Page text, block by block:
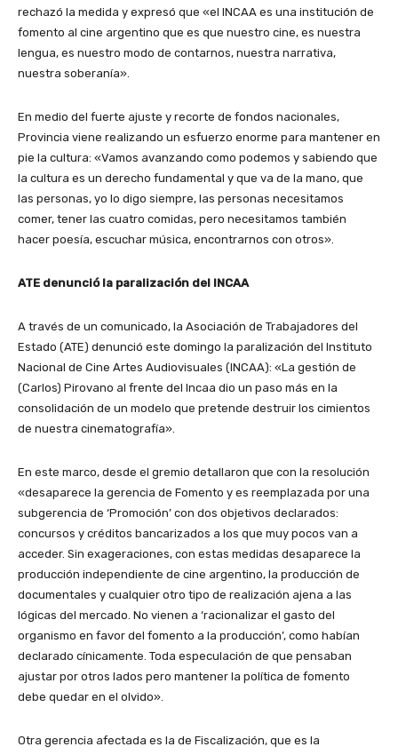
rechazó la medida y expresó que «el INCAA es una institución de
fomento al cine argentino que es que nuestro cine, es nuestra
lengua, es nuestro modo de contarnos, nuestra narrativa,
nuestra soberanía».
En medio del fuerte ajuste y recorte de fondos nacionales,
Provincia viene realizando un esfuerzo enorme para mantener en
pie la cultura: «Vamos avanzando como podemos y sabiendo que
la cultura es un derecho fundamental y que va de la mano, que
las personas, yo lo digo siempre, las personas necesitamos
comer, tener las cuatro comidas, pero necesitamos también
hacer poesía, escuchar música, encontrarnos con otros».
ATE denunció la paralización del INCAA
A través de un comunicado, la Asociación de Trabajadores del
Estado (ATE) denunció este domingo la paralización del Instituto
Nacional de Cine Artes Audiovisuales (INCAA): «La gestión de
(Carlos) Pirovano al frente del Incaa dio un paso más en la
consolidación de un modelo que pretende destruir los cimientos
de nuestra cinematografía».
En este marco, desde el gremio detallaron que con la resolución
«desaparece la gerencia de Fomento y es reemplazada por una
subgerencia de ‘Promoción’ con dos objetivos declarados:
concursos y créditos bancarizados a los que muy pocos van a
acceder. Sin exageraciones, con estas medidas desaparece la
producción independiente de cine argentino, la producción de
documentales y cualquier otro tipo de realización ajena a las
lógicas del mercado. No vienen a ‘racionalizar el gasto del
organismo en favor del fomento a la producción’, como habían
declarado cínicamente. Toda especulación de que pensaban
ajustar por otros lados pero mantener la política de fomento
debe quedar en el olvido».
Otra gerencia afectada es la de Fiscalización, que es la